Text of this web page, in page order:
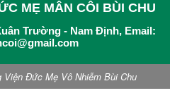
MẸ MÂN CÔI BÙI CHU
Trường - Nam Định, Email:
Đức Mẹ Vô Nhiễm Bùi Chu